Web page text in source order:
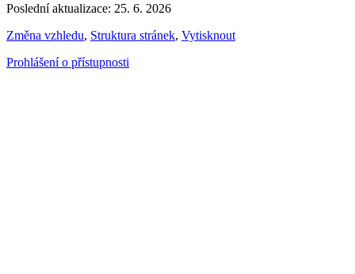
Poslední aktualizace: 25. 6. 2026
Změna vzhledu, Struktura stránek, Vytisknout
Prohlášení o přístupnosti